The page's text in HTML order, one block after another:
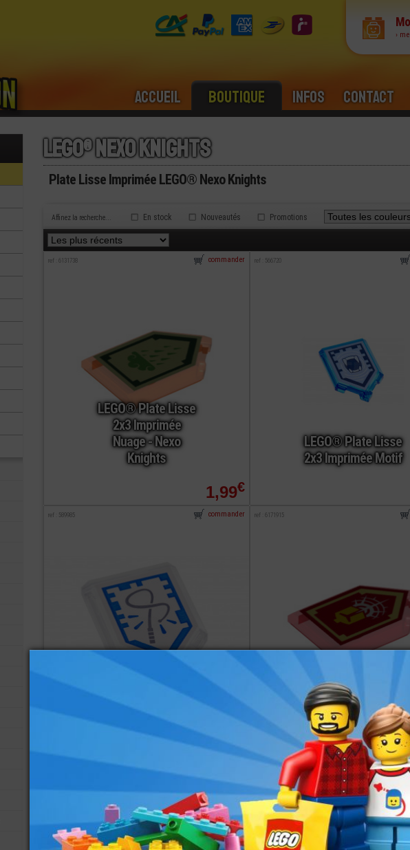
›
Accueil Boutique Infos Contact
Lego® nexo knights
Plate Lisse Imprimée LEGO® Nexo Knights
Affinez la recherche... En stock Nouveautés Promotions
LEGO® Plate Lisse
2x3 Imprimée
Nuage - Nexo
Knights
ref : 6131738
1,99€
commander
LEGO® Plate Lisse
2x3 Imprimée Motif
ref : 566720
LEGO® Plate Lisse
2x3 Imprimée Lasso
- Nexo Knights
ref : 589985
1,00
commander
2x3 Imprimée
Chevalier - Nexo
Knight
ref : 6171915
ref : 6171905